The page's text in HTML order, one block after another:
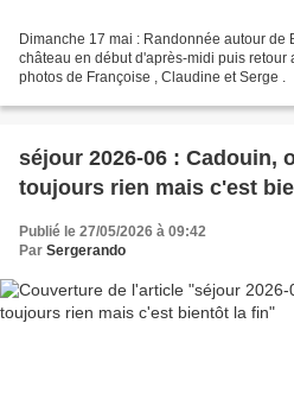
Dimanche 17 mai : Randonnée autour de
château en début d'après-midi puis retour
photos de Françoise , Claudine et Serge .
séjour 2026-06 : Cadouin,
toujours rien mais c'est
Publié le 27/05/2026 à 09:42
Par Sergerando